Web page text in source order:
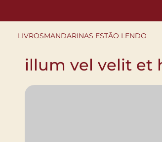
conteúdo
LIVROSMANDARINAS ESTÃO LENDO
illum vel velit et